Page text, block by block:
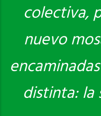
colectiva,
nuevo
distinta: la